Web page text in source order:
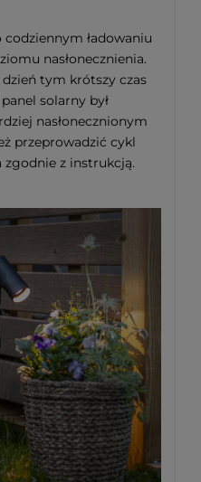
ładowaniu
nasłonecznienia.
tym krótszy czas
solarny był
nasłonecznionym
przeprowadzić cykl
zgodnie z instrukcją.